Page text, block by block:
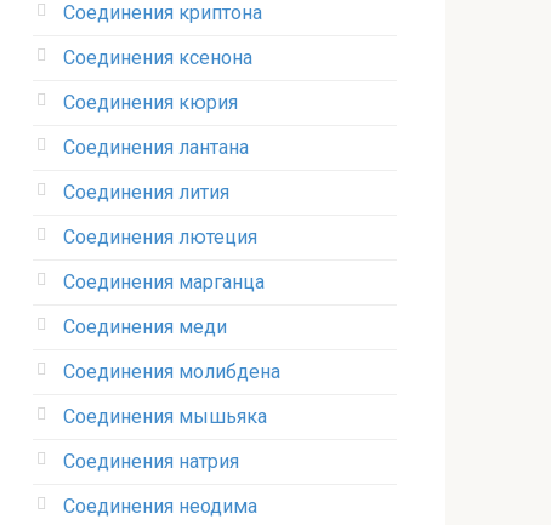
Соединения криптона‎
Соединения ксенона‎
Соединения кюрия
Соединения лантана‎
Соединения лития‎
Соединения лютеция‎
Соединения марганца‎
Соединения меди
Соединения молибдена‎
Соединения мышьяка‎ ‎
Соединения натрия‎
Соединения неодима‎